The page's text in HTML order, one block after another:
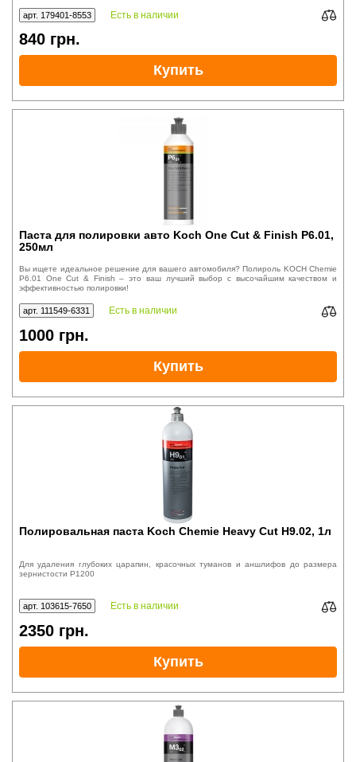
арт. 179401-8553 Есть в наличии
840 грн.
Купить
Паста для полировки авто Koch One Cut & Finish P6.01,
250мл
Вы ищете идеальное решение для вашего автомобиля? Полироль KOCH Chemie
P6.01 One Cut & Finish – это ваш лучший выбор с высочайшим качеством и
эффективностью полировки!
арт. 111549-6331 Есть в наличии
1000 грн.
Купить
Полировальная паста Koch Chemie Heavy Cut H9.02, 1л
Для удаления глубоких царапин, красочных туманов и аншлифов до размера
зернистости P1200
арт. 103615-7650 Есть в наличии
2350 грн.
Купить